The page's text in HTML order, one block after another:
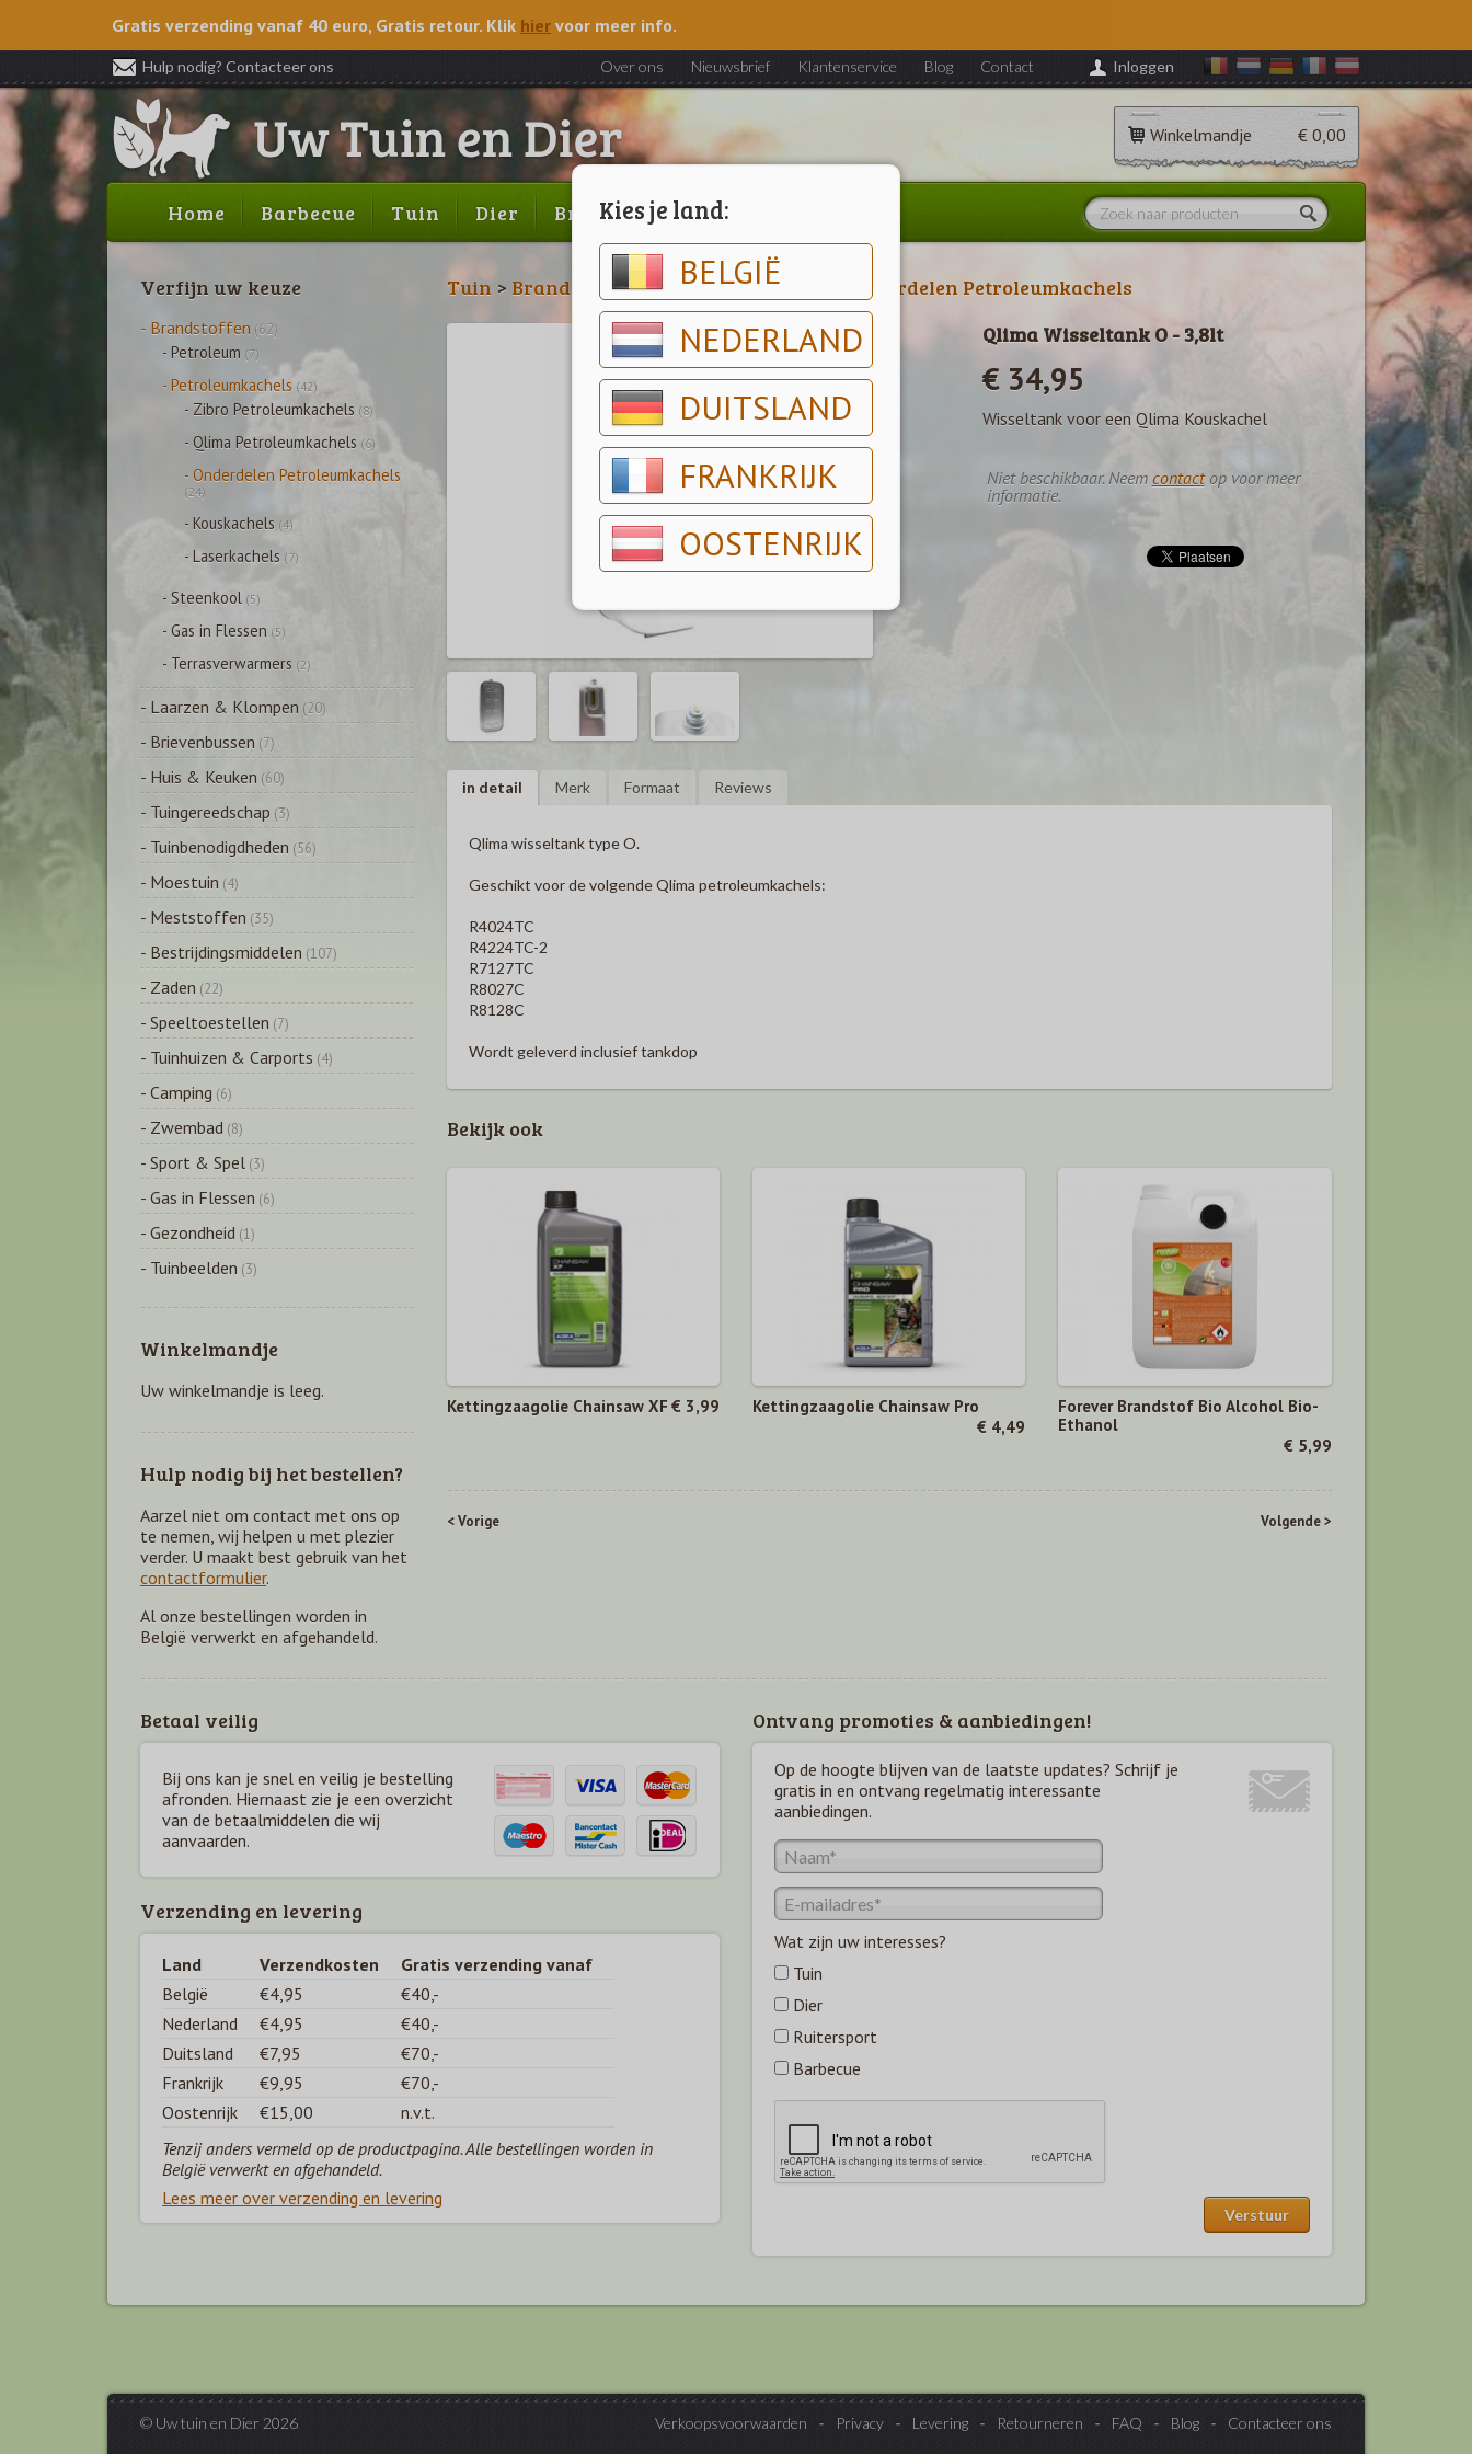
Kies je land:
BELGIË
NEDERLAND
DUITSLAND
FRANKRIJK
OOSTENRIJK
Gratis verzending vanaf 40 euro, Gratis retour. Klik hier voor meer info.
Hulp nodig? Contacteer ons Over ons Nieuwsbrief Klantenservice Blog Contact Inloggen
Winkelmandje € 0,00
Home Barbecue Tuin Dier Brood & gebak
Tuin > Brandstoffen>Petroleumkachels
Onderdelen Petroleumkachels
Qlima Wisseltank O - 3,8lt
€ 34,95
Wisseltank voor een Qlima Kouskachel
Niet beschikbaar. Neem contactop voor meer
informatie.
in detail Merk Formaat Reviews
Qlima wisseltank type O.
Geschikt voor de volgende Qlima petroleumkachels:
R4024TC
R4224TC-2
R7127TC
R8027C
R8128C
Wordt geleverd inclusief tankdop
Bekijk ook
Kettingzaagolie Chainsaw XF € 3,99
Kettingzaagolie Chainsaw Pro
€ 4,49
Forever Brandstof Bio Alcohol Bio-
Ethanol
€ 5,99
< Vorige Volgende >
Verfijn uw keuze
- Brandstoffen (62)
- Petroleum (7)
- Petroleumkachels (42)
- Zibro Petroleumkachels (8)
- Qlima Petroleumkachels (6)
- Onderdelen Petroleumkachels
(24)
- Kouskachels (4)
- Laserkachels (7)
- Steenkool (5)
- Gas in Flessen (5)
- Terrasverwarmers (2)
- Laarzen & Klompen (20)
- Brievenbussen (7)
- Huis & Keuken (60)
- Tuingereedschap (3)
- Tuinbenodigdheden (56)
- Moestuin (4)
- Meststoffen (35)
- Bestrijdingsmiddelen (107)
- Zaden (22)
- Speeltoestellen (7)
- Tuinhuizen & Carports (4)
- Camping (6)
- Zwembad (8)
- Sport & Spel (3)
- Gas in Flessen (6)
- Gezondheid (1)
- Tuinbeelden (3)
Winkelmandje
Uw winkelmandje is leeg.
Hulp nodig bij het bestellen?
Aarzel niet om contact met ons op
te nemen, wij helpen u met plezier
verder. U maakt best gebruik van het
contactformulier.
Al onze bestellingen worden in
België verwerkt en afgehandeld.
Betaal veilig
Bij ons kan je snel en veilig je bestelling
afronden. Hiernaast zie je een overzicht
van de betaalmiddelen die wij
aanvaarden.
Ontvang promoties & aanbiedingen!
Op de hoogte blijven van de laatste updates? Schrijf je
gratis in en ontvang regelmatig interessante
aanbiedingen.
Wat zijn uw interesses?
Tuin
Dier
Ruitersport
Barbecue
Verzending en levering
Land Verzendkosten
Gratis verzending vanaf
België
€4,95
€40,-
Nederland
€4,95
€40,-
Duitsland
€7,95
€70,-
Frankrijk
€9,95
€70,-
Oostenrijk
€15,00
n.v.t.
Tenzij anders vermeld op de productpagina. Alle bestellingen worden in
België verwerkt en afgehandeld.
Lees meer over verzending en levering
© Uw tuin en Dier 2026 Verkoopsvoorwaarden Privacy Levering Retourneren FAQ Blog Contacteer ons